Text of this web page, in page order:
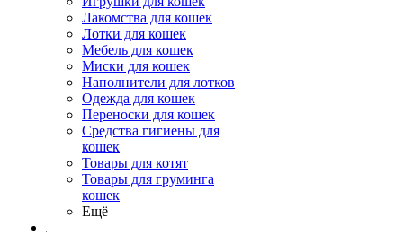
Лакомства для кошек
Лотки для кошек
Мебель для кошек
Миски для кошек
Наполнители для лотков
Одежда для кошек
Переноски для кошек
Средства гигиены для
кошек
Товары для котят
Товары для груминга
кошек
Ещё